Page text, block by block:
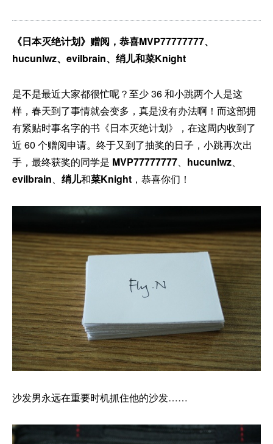
《日本灭绝计划》赠阅，恭喜MVP77777777、
hucunlwz、evilbrain、绡儿和菜Knight
是不是最近大家都很忙呢？至少 36 和小跳两个人是这
样，春天到了事情就会变多，真是没有办法啊！而这部拥
有紧贴时事名字的书《日本灭绝计划》，在这周内收到了
近 60 个赠阅申请。终于又到了抽奖的日子，小跳再次出
手，最终获奖的同学是 MVP77777777、 hucunlwz、
evilbrain、 绡儿和菜Knight ，恭喜你们！
沙发男永远在重要时机抓住他的沙发……